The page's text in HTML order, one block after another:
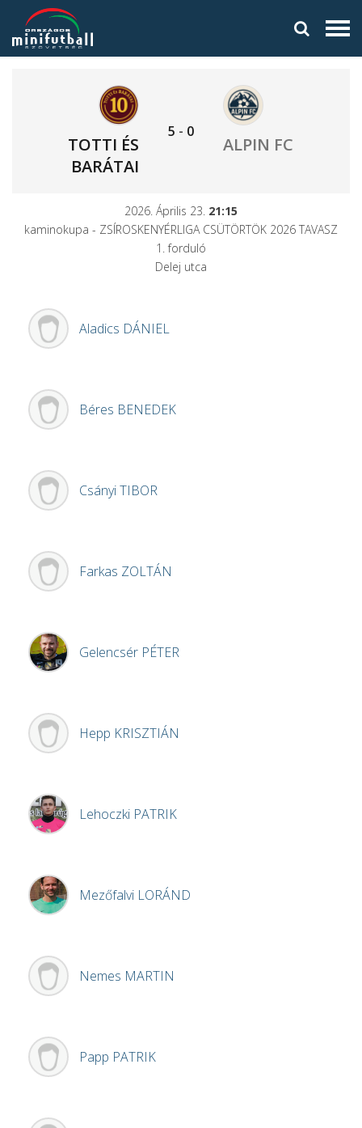
TOTTI ÉS
BARÁTAI
5 - 0
ALPIN FC
2026. Április 23. 21:15
kaminokupa - ZSÍROSKENYÉRLIGA CSÜTÖRTÖK 2026 TAVASZ
1. forduló
Delej utca
Aladics DÁNIEL
Béres BENEDEK
CsányiTIBOR
Farkas ZOLTÁN
Gelencsér PÉTER
Hepp KRISZTIÁN
Lehoczki PATRIK
Mezőfalvi LORÁND
Nemes MARTIN
Papp PATRIK